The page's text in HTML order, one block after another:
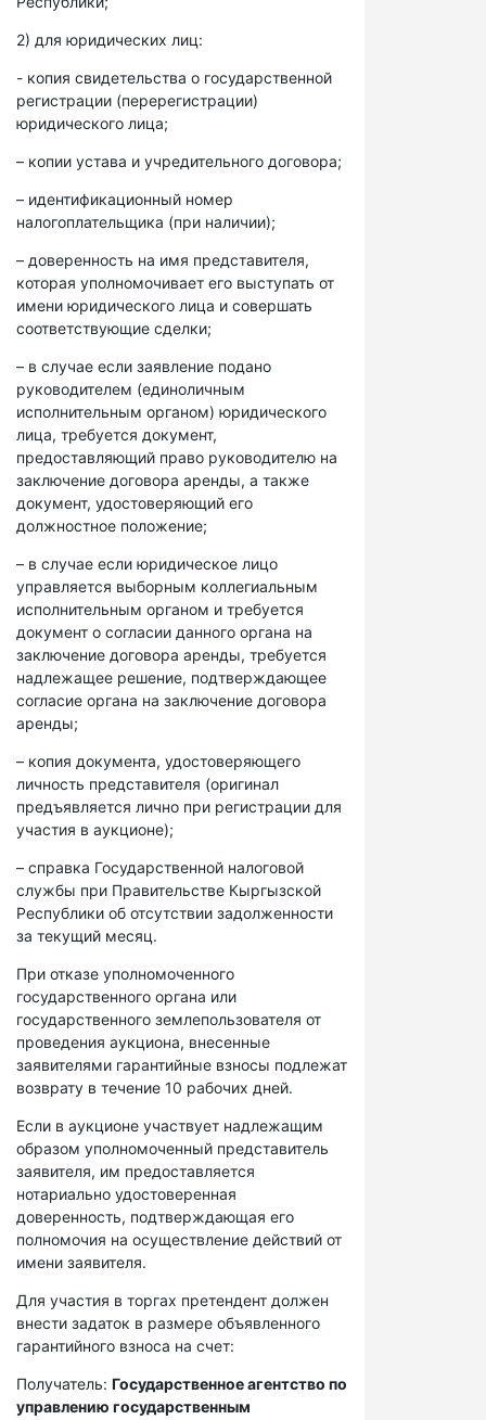
2) для юридических лиц:
- копия свидетельства о государственной
регистрации (перерегистрации)
юридического лица;
– копии устава и учредительного договора;
– идентификационный номер
налогоплательщика (при наличии);
– доверенность на имя представителя,
которая уполномочивает его выступать от
имени юридического лица и совершать
соответствующие сделки;
– в случае если заявление подано
руководителем (единоличным
исполнительным органом) юридического
лица, требуется документ,
предоставляющий право руководителю на
заключение договора аренды, а также
документ, удостоверяющий его
должностное положение;
– в случае если юридическое лицо
управляется выборным коллегиальным
исполнительным органом и требуется
документ о согласии данного органа на
заключение договора аренды, требуется
надлежащее решение, подтверждающее
согласие органа на заключение договора
аренды;
– копия документа, удостоверяющего
личность представителя (оригинал
предъявляется лично при регистрации для
участия в аукционе);
– справка Государственной налоговой
службы при Правительстве Кыргызской
Республики об отсутствии задолженности
за текущий месяц.
При отказе уполномоченного
государственного органа или
государственного землепользователя от
проведения аукциона, внесенные
заявителями гарантийные взносы подлежат
возврату в течение 10 рабочих дней.
Если в аукционе участвует надлежащим
образом уполномоченный представитель
заявителя, им предоставляется
нотариально удостоверенная
доверенность, подтверждающая его
полномочия на осуществление действий от
имени заявителя.
Для участия в торгах претендент должен
внести задаток в размере объявленного
гарантийного взноса на счет:
Получатель: Государственное агентство по
управлению государственным